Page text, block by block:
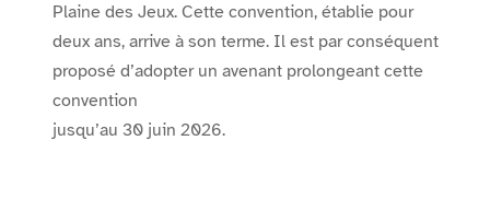
Plaine des Jeux. Cette convention, établie pour
deux ans, arrive à son terme. Il est par conséquent
proposé d’adopter un avenant prolongeant cette
convention
jusqu’au 30 juin 2026.